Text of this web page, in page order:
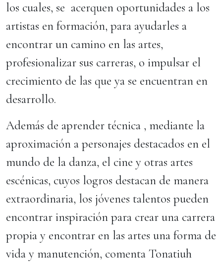
los cuales, se acerquen oportunidades a los
artistas en formación, para ayudarles a
encontrar un camino en las artes,
profesionalizar sus carreras, o impulsar el
crecimiento de las que ya se encuentran en
desarrollo.
Además de aprender técnica , mediante la
aproximación a personajes destacados en el
mundo de la danza, el cine y otras artes
escénicas, cuyos logros destacan de manera
extraordinaria, los jóvenes talentos pueden
encontrar inspiración para crear una carrera
propia y encontrar en las artes una forma de
vida y manutención, comenta Tonatiuh